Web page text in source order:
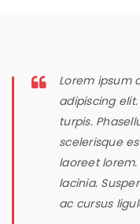
Lorem ipsum
adipiscing
turpis.
scelerisque
laoreet
lacinia.
ac cursus